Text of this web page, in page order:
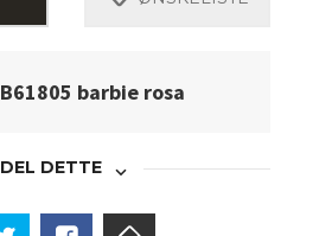
B61805 barbie rosa
DEL DETTE